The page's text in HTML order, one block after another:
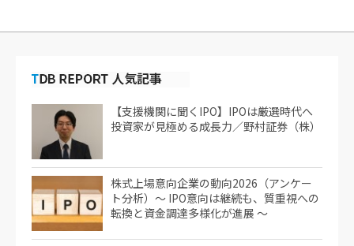
【支援機関に聞くIPO】IPOは厳選時代へ
投資家が見極める成長力／野村証券（株）
株式上場意向企業の動向2026（アンケー
ト分析）～ IPO意向は継続も、質重視への
転換と資金調達多様化が進展 ～